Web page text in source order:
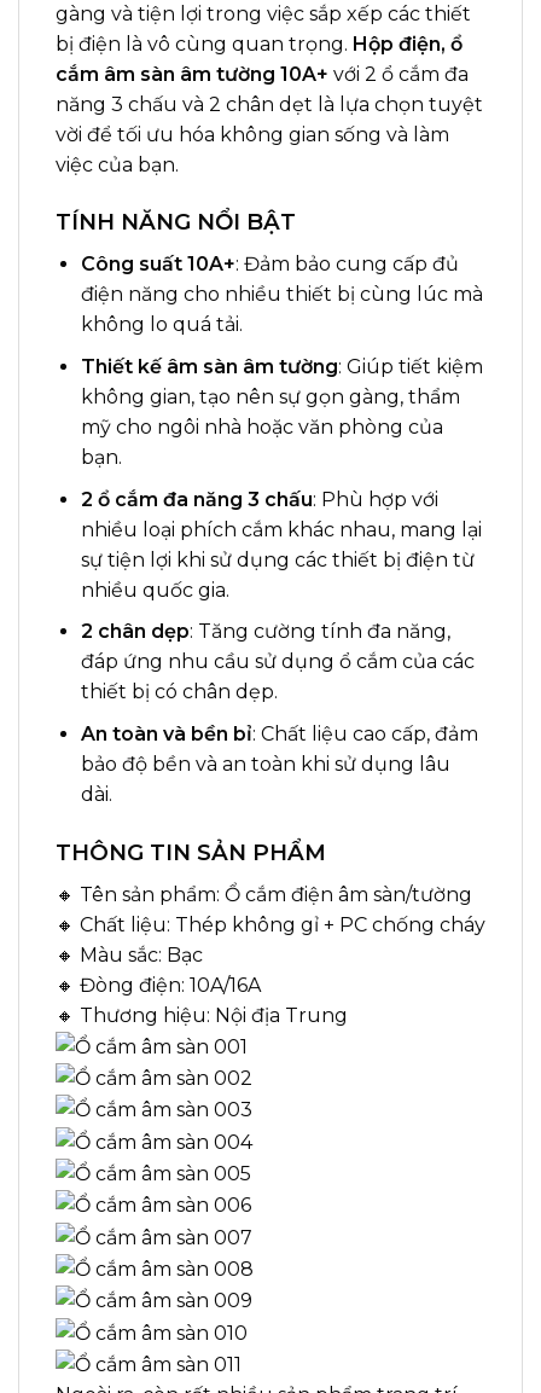
gàng và tiện lợi trong việc sắp xếp các thiết
bị điện là vô cùng quan trọng. Hộp điện, ổ
cắm âm sàn âm tường 10A+ với 2 ổ cắm đa
năng 3 chấu và 2 chân dẹt là lựa chọn tuyệt
vời để tối ưu hóa không gian sống và làm
việc của bạn.
TÍNH NĂNG NỔI BẬT
Công suất 10A+: Đảm bảo cung cấp đủ
điện năng cho nhiều thiết bị cùng lúc mà
không lo quá tải.
Thiết kế âm sàn âm tường: Giúp tiết kiệm
không gian, tạo nên sự gọn gàng, thẩm
mỹ cho ngôi nhà hoặc văn phòng của
bạn.
2 ổ cắm đa năng 3 chấu: Phù hợp với
nhiều loại phích cắm khác nhau, mang lại
sự tiện lợi khi sử dụng các thiết bị điện từ
nhiều quốc gia.
2 chân dẹp: Tăng cường tính đa năng,
đáp ứng nhu cầu sử dụng ổ cắm của các
thiết bị có chân dẹp.
An toàn và bền bỉ: Chất liệu cao cấp, đảm
bảo độ bền và an toàn khi sử dụng lâu
dài.
THÔNG TIN SẢN PHẨM
🔸 Tên sản phẩm: Ổ cắm điện âm sàn/tường
🔸 Chất liệu: Thép không gỉ + PC chống cháy
🔸 Màu sắc: Bạc
🔸 Đòng điện: 10A/16A
🔸 Thương hiệu: Nội địa Trung